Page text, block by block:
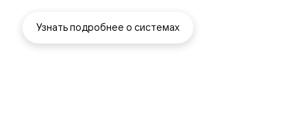
Узнать подробнее о системах